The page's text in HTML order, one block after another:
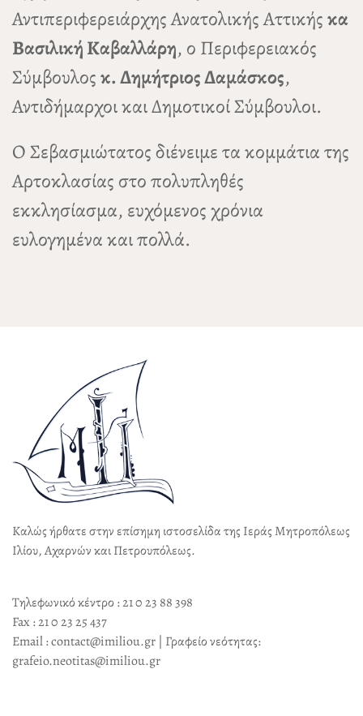
Αντιπεριφερειάρχης Ανατολικής Αττικήςκα
Βασιλική Καβαλλάρη, ο Περιφερειακός
Σύμβουλοςκ. Δημήτριος Δαμάσκος,
Αντιδήμαρχοι και Δημοτικοί Σύμβουλοι.
Ο Σεβασμιώτατος διένειμε τα κομμάτια της
Αρτοκλασίας στο πολυπληθές
εκκλησίασμα, ευχόμενος χρόνια
ευλογημένα και πολλά.
Καλώς ήρθατε στην επίσημη ιστοσελίδα της Ιεράς Μητροπόλεως
Ιλίου, Αχαρνών και Πετρουπόλεως.
Τηλεφωνικό κέντρο : 21 0 23 88 398
Fax : 21 0 23 25 437
Email : contact@imiliou.gr | Γραφείο νεότητας:
grafeio.neotitas@imiliou.gr